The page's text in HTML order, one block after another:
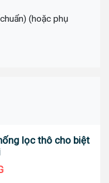
(hoặc phụ
lọc thô cho biệt